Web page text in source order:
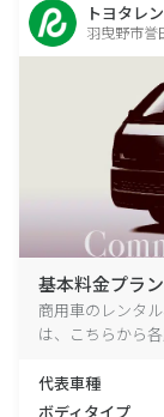
トヨタレ
羽曳野市誉
基本料金プラン
商用車のレンタ
は、こちらから
代表車種
ボディタイプ